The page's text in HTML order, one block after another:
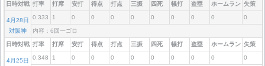
日時対戦 打率 打席 安打 得点 打点 三振 四死 犠打 盗塁 ホームラン 失策
4月28日
対阪神
0.333 1 0 0 0 0 0 0 0 0 0
内容：6回一ゴロ
日時対戦 打率 打席 安打 得点 打点 三振 四死 犠打 盗塁 ホームラン 失策
4月25日
0.348 1 0 0 0 0 0 0 0 0 0